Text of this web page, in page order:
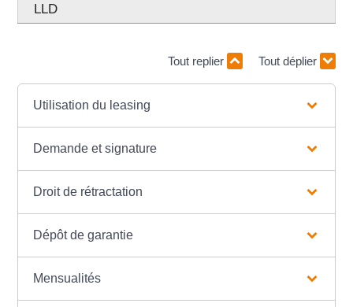
LLD
Tout replier Tout déplier
Utilisation du leasing
Demande et signature
Droit de rétractation
Dépôt de garantie
Mensualités